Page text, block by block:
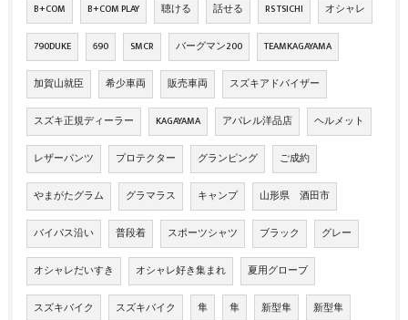
B+COM B+COM PLAY 聴ける 話せる RS TSICHI オシャレ
790DUKE 690 SMCR バーグマン200 TEAMKAGAYAMA
加賀山就臣 希少車両 販売車両 スズキアドバイザー
スズキ正規ディーラー KAGAYAMA アパレル洋品店 ヘルメット
レザーパンツ プロテクター グランピング ご成約
やまがたグラム グラマラス キャンプ 山形県 酒田市
バイパス沿い 普段着 スポーツシャツ ブラック グレー
オシャレだいすき オシャレ好き集まれ 夏用グローブ
スズキバイク スズキバイク 隼 隼 新型隼 新型隼